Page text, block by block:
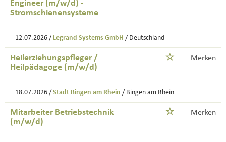
Engineer (m/w/d) -
Stromschienensysteme
12.07.2026 / Legrand Systems GmbH / Deutschland
Heilerziehungspfleger /
Heilpädagoge (m/w/d)
Merken
18.07.2026 / Stadt Bingen am Rhein / Bingen am Rhein
Mitarbeiter Betriebstechnik
(m/w/d)
Merken